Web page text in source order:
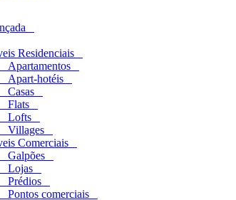
Residenciais
Apartamentos
Apart-hotéis
Casas
Flats
Lofts
Villages
Comerciais
Galpões
Lojas
Prédios
Pontos comerciais